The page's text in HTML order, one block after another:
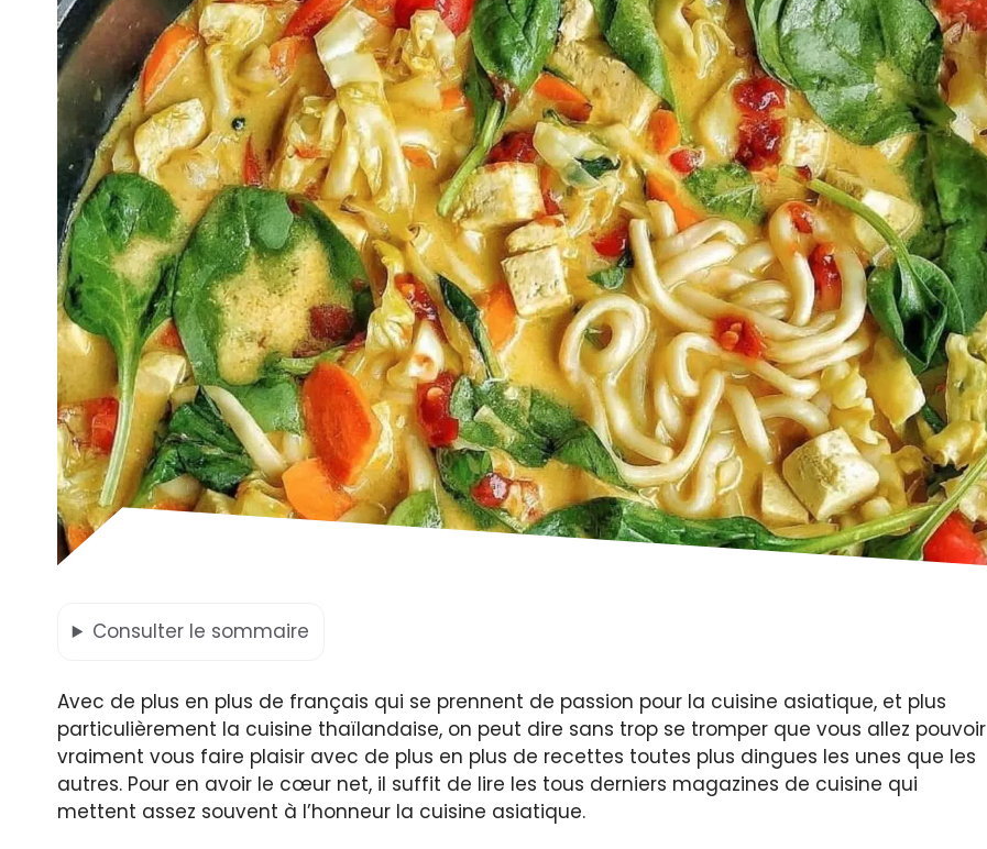
Consulter le sommaire
Avec de plus en plus de français qui se prennent de passion pour la cuisine asiatique, et plus
particulièrement la cuisine thaïlandaise, on peut dire sans trop se tromper que vous allez pouvoir
vraiment vous faire plaisir avec de plus en plus de recettes toutes plus dingues les unes que les
autres. Pour en avoir le cœur net, il suffit de lire les tous derniers magazines de cuisine qui
mettent assez souvent à l’honneur la cuisine asiatique.